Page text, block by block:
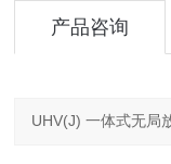
产品咨询